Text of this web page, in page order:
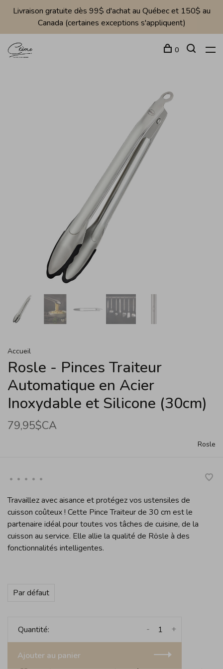
Livraison gratuite dès 99$ d'achat au Québec et 150$ au
Canada (certaines exceptions s'appliquent)
0
Accueil
Rosle - Pinces Traiteur
Automatique en Acier
Inoxydable et Silicone (30cm)
79,95$CA
Rosle
• • • • •
Travaillez avec aisance et protégez vos ustensiles de
cuisson coûteux ! Cette Pince Traiteur de 30 cm est le
partenaire idéal pour toutes vos tâches de cuisine, de la
cuisson au service. Elle allie la qualité de Rösle à des
fonctionnalités intelligentes.
Par défaut
Quantité: +
-
Ajouter au panier